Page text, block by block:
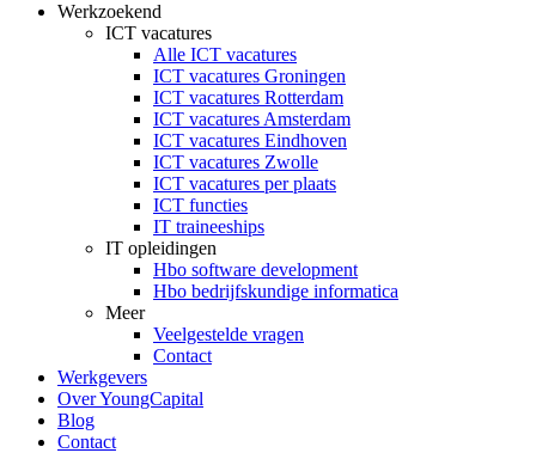
Werkzoekend
ICT vacatures
Alle ICT vacatures
ICT vacatures Groningen
ICT vacatures Rotterdam
ICT vacatures Amsterdam
ICT vacatures Eindhoven
ICT vacatures Zwolle
ICT vacatures per plaats
ICT functies
IT traineeships
IT opleidingen
Hbo software development
Hbo bedrijfskundige informatica
Meer
Veelgestelde vragen
Contact
Werkgevers
Over YoungCapital
Blog
Contact